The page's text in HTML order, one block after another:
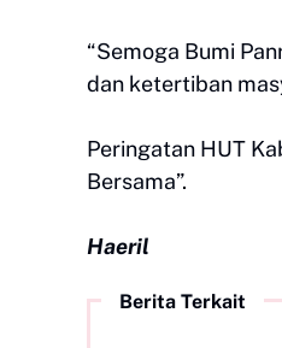
“Semoga Bumi
dan ketertiban
Peringatan HUT
Bersama”.
Haeril
Berita Terkait